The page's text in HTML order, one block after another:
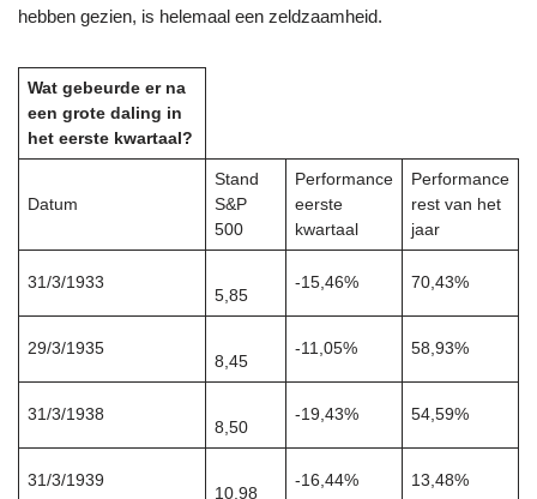
hebben gezien, is helemaal een zeldzaamheid.
Wat gebeurde er na
een grote daling in
het eerste kwartaal?
Datum
Stand
S&P
500
Performance
eerste
kwartaal
Performance
rest van het
jaar
31/3/1933
5,85
-15,46% 70,43%
29/3/1935
8,45
-11,05% 58,93%
31/3/1938
8,50
-19,43% 54,59%
31/3/1939
10,98
-16,44% 13,48%